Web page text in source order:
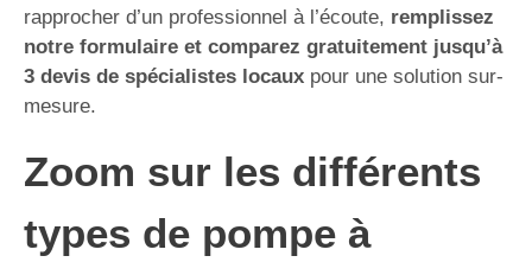
rapprocher d’un professionnel à l’écoute, remplissez
notre formulaire et comparez gratuitement jusqu’à
3 devis de spécialistes locaux pour une solution sur-
mesure.
Zoom sur les différents
types de pompe à